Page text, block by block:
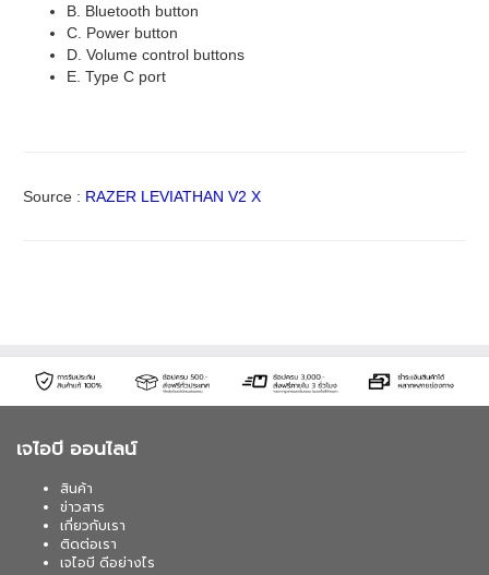
B. Bluetooth button
C. Power button
D. Volume control buttons
E. Type C port
Source : RAZER LEVIATHAN V2 X
เจไอบี ออนไลน์
สินค้า
ข่าวสาร
เกี่ยวกับเรา
ติดต่อเรา
เจไอบี ดีอย่างไร